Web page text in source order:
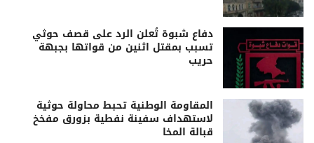
دفاع شبوة تُعلن الرد على قصف حوثي
تسبب بمقتل اثنين من قواتها بجبهة
حريب
المقاومة الوطنية تحبط محاولة حوثية
لاستهداف سفينة نفطية بزورق مفخخ
قبالة المخا